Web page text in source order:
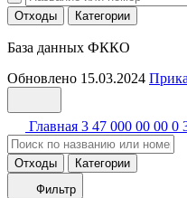
Отходы
Категории
База данных ФККО
Обновлено 15.03.2024
Главная 3 47 000 00 00 0
Отходы
Категории
Фильтр